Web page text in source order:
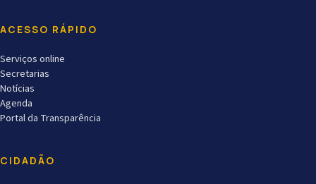
ACESSO RÁPIDO
Serviços online
Secretarias
Notícias
Agenda
Portal da Transparência
CIDADÃO